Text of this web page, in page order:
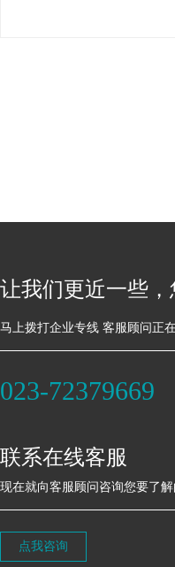
让我们更近一些，
点我咨询
现在就向客服顾问咨询您要了
马上拨打企业专线 客服顾问正
联系在线客服
023-72379669